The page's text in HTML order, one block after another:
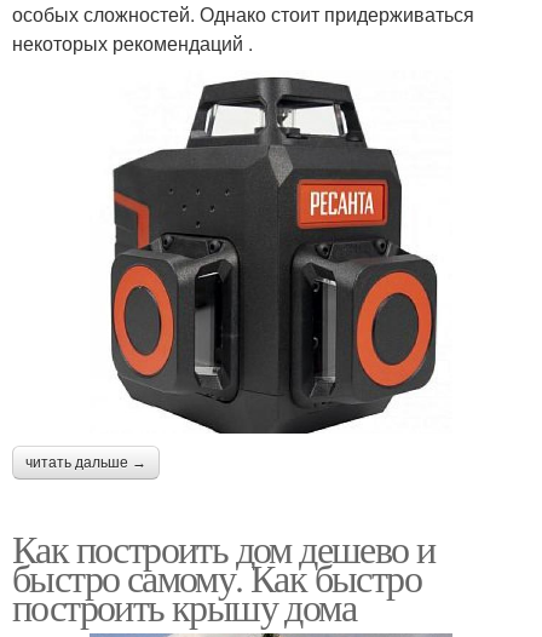
особых сложностей. Однако стоит придерживаться
некоторых рекомендаций .
читать дальше →
Как построить дом дешево и
быстро самому. Как быстро
построить крышу дома